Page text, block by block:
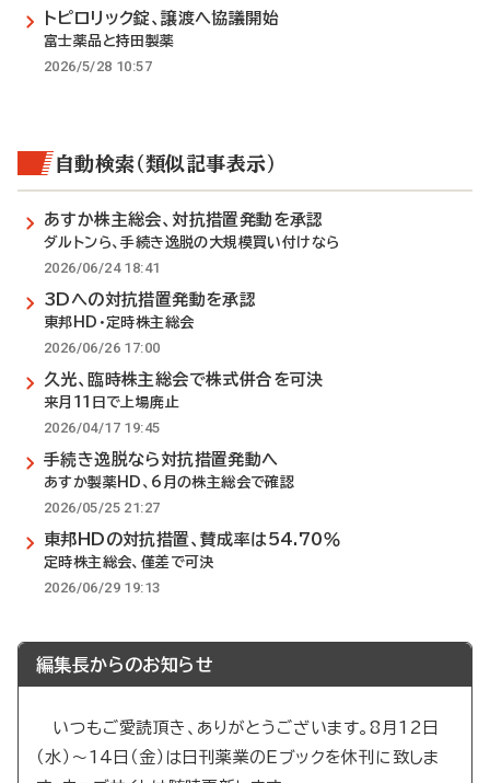
トピロリック錠、譲渡へ協議開始
富士薬品と持田製薬
2026/5/28 10:57
自動検索（類似記事表示）
あすか株主総会、対抗措置発動を承認
ダルトンら、手続き逸脱の大規模買い付けなら
2026/06/24 18:41
3Dへの対抗措置発動を承認
東邦HD・定時株主総会
2026/06/26 17:00
久光、臨時株主総会で株式併合を可決
来月11日で上場廃止
2026/04/17 19:45
手続き逸脱なら対抗措置発動へ
あすか製薬HD、6月の株主総会で確認
2026/05/25 21:27
東邦HDの対抗措置、賛成率は54.70％
定時株主総会、僅差で可決
2026/06/29 19:13
編集長からのお知らせ
いつもご愛読頂き、ありがとうございます。8月12日
（水）～14日（金）は日刊薬業のEブックを休刊に致しま